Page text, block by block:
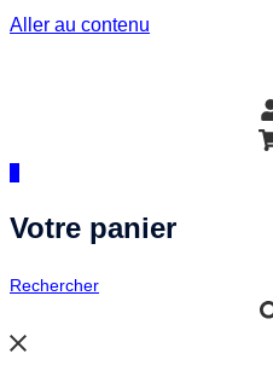
Aller au contenu
Votre panier
Rechercher